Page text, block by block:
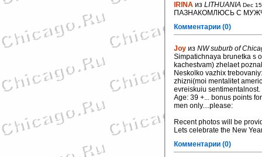
IRINA из LITHUANIA Dec
ПАЗНАКОМЛЮСЬ С
Комментарии (0)
Joy из NW suburb of
Simpatichnaya brunetka s
kachestvam) zhelaet
Neskolko vazhix
zhizni(moi mentalitet
evreiskuiu sentimentalnost.
Age: 39 +... bonus points
men only....please:
Recent photos will be
Lets celebrate the New
Комментарии (0)